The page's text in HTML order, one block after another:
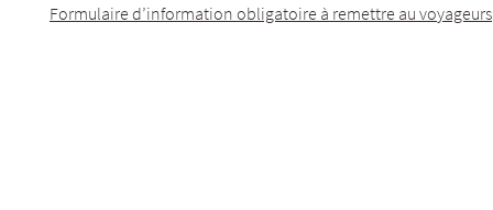
Formulaire d’information obligatoire à remettre au voyageurs